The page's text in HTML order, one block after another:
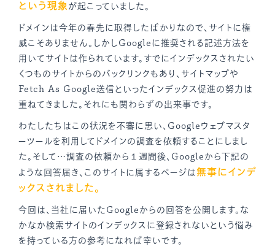
という現象 が起こっていました。
ドメインは今年の春先に取得したばかりなので、サイトに権
威こそありません。しかしGoogleに推奨される記述方法を
用いてサイトは作られています。すでにインデックスされたい
くつものサイトからのバックリンクもあり、サイトマップや
Fetch As Google送信といったインデックス促進の努力は
重ねてきました。それにも関わらずの出来事です。
わたしたちはこの状況を不審に思い、Googleウェブマスタ
ーツールを利用してドメインの調査を依頼することにしまし
た。そして…調査の依頼から１週間後、Googleから下記の
ような回答届き、このサイトに属するページは無事にインデ
ックスされました。
今回は、当社に届いたGoogleからの回答を公開します。な
かなか検索サイトのインデックスに登録されないという悩み
を持っている方の参考になれば幸いです。